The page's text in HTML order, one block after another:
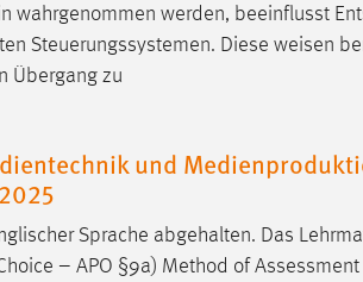
wahrgenommen werden, beeinflusst
Steuerungssystemen. Diese weisen
Übergang zu
und
Sprache abgehalten. Das
– APO §9a) Method of Assessment